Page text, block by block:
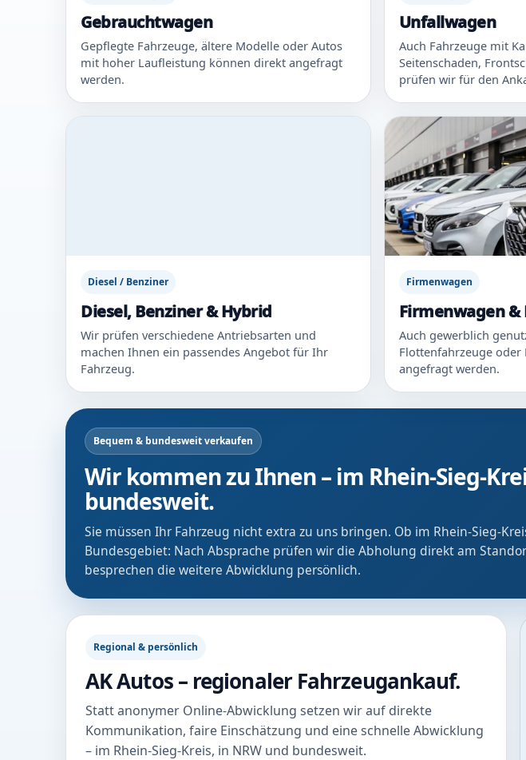
Gebrauchtwagen
Gepflegte Fahrzeuge, ältere Modelle oder Autos
mit hoher Laufleistung können direkt angefragt
werden.
Unfallwagen
Auch Fahrzeuge mit
Seitenschaden,
prüfen wir für den
Diesel / Benziner
Diesel, Benziner & Hybrid
Wir prüfen verschiedene Antriebsarten und
machen Ihnen ein passendes Angebot für Ihr
Fahrzeug.
Firmenwagen
Firmenwagen
Auch gewerblich
Flottenfahrzeuge
angefragt werden.
Bequem & bundesweit verkaufen
Wir kommen zu Ihnen – im Rhein-Sieg-
bundesweit.
Sie müssen Ihr Fahrzeug nicht extra zu uns bringen. Ob im Rhein-Sieg-
Bundesgebiet: Nach Absprache prüfen wir die Abholung direkt am
besprechen die weitere Abwicklung persönlich.
Regional & persönlich
AK Autos – regionaler Fahrzeugankauf.
Statt anonymer Online-Abwicklung setzen wir auf direkte
Kommunikation, faire Einschätzung und eine schnelle Abwicklung
– im Rhein-Sieg-Kreis, in NRW und bundesweit.